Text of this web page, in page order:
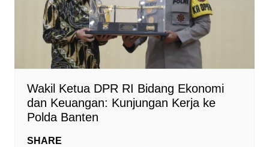
Wakil Ketua DPR RI Bidang Ekonomi
dan Keuangan: Kunjungan Kerja ke
Polda Banten
SHARE